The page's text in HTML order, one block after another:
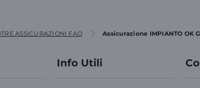
ASSICURAZIONI FAQ Assicurazione IMPIANTO OK
Info Utili